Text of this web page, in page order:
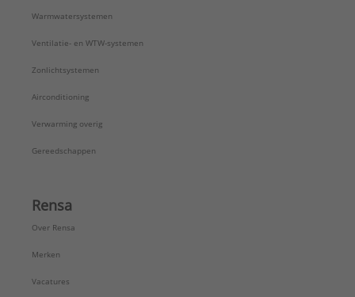
Warmwatersystemen
Ventilatie- en WTW-systemen
Zonlichtsystemen
Airconditioning
Verwarming overig
Gereedschappen
Rensa
Over Rensa
Merken
Vacatures